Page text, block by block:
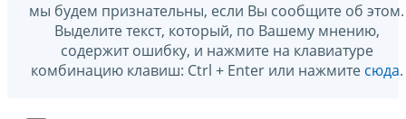
мы будем признательны, если Вы сообщите об этом.
Выделите текст, который, по Вашему мнению,
содержит ошибку, и нажмите на клавиатуре
комбинацию клавиш: Ctrl + Enter или нажмите сюда.